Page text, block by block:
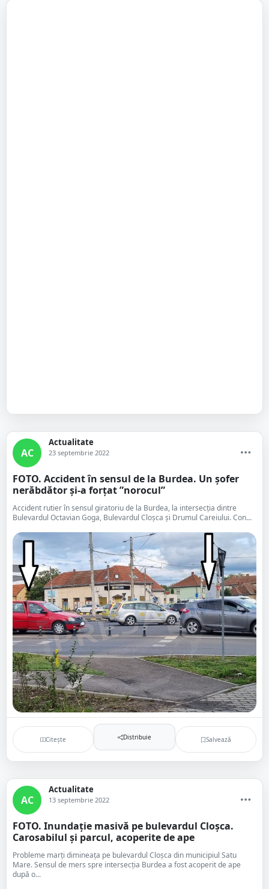
AC
Actualitate
23 septembrie 2022
FOTO. Accident în sensul de la Burdea. Un șofer
nerăbdător și-a forțat ”norocul”
Accident rutier în sensul giratoriu de la Burdea, la intersecția dintre
Bulevardul Octavian Goga, Bulevardul Cloșca și Drumul Careiului. Con...
Citește Distribuie Salvează
AC
Actualitate
13 septembrie 2022
FOTO. Inundație masivă pe bulevardul Cloșca.
Carosabilul și parcul, acoperite de ape
Probleme marți dimineața pe bulevardul Cloșca din municipiul Satu
Mare. Sensul de mers spre intersecția Burdea a fost acoperit de ape
după o...